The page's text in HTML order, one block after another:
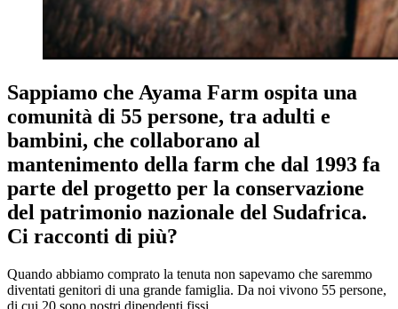
Sappiamo che Ayama Farm ospita una
comunità di 55 persone, tra adulti e
bambini, che collaborano al
mantenimento della farm che dal 1993 fa
parte del progetto per la conservazione
del patrimonio nazionale del Sudafrica.
Ci racconti di più?
Quando abbiamo comprato la tenuta non sapevamo che saremmo
diventati genitori di una grande famiglia. Da noi vivono 55 persone,
di cui 20 sono nostri dipendenti fissi.